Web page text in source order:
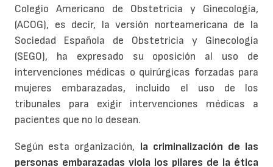
Colegio Americano de Obstetricia y Ginecología,
(ACOG), es decir, la versión norteamericana de la
Sociedad Española de Obstetricia y Ginecología
(SEGO), ha expresado su oposición al uso de
intervenciones médicas o quirúrgicas forzadas para
mujeres embarazadas, incluido el uso de los
tribunales para exigir intervenciones médicas a
pacientes que no lo desean.
Según esta organización, la criminalización de las
personas embarazadas viola los pilares de la ética